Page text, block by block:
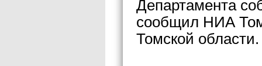
Департамента
сообщил НИА
Томской области.